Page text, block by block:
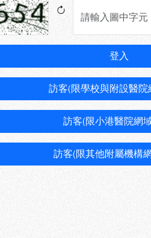
登入
訪客(限學校與附設醫院
訪客(限小港醫院網
訪客(限其他附屬機構